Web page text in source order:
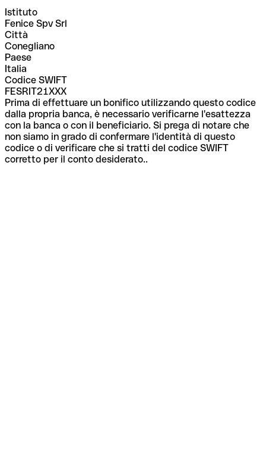
Istituto
Fenice Spv Srl
Città
Conegliano
Paese
Italia
Codice SWIFT
FESRIT21XXX
Prima di effettuare un bonifico utilizzando questo codice
dalla propria banca, è necessario verificarne l'esattezza
con la banca o con il beneficiario. Si prega di notare che
non siamo in grado di confermare l'identità di questo
codice o di verificare che si tratti del codice SWIFT
corretto per il conto desiderato..